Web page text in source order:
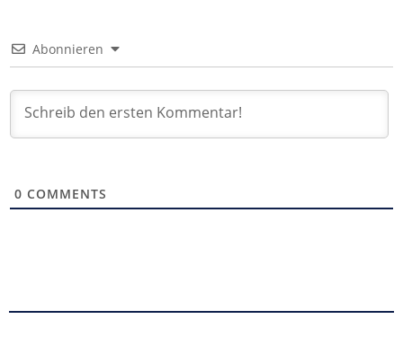
Abonnieren
0 COMMENTS